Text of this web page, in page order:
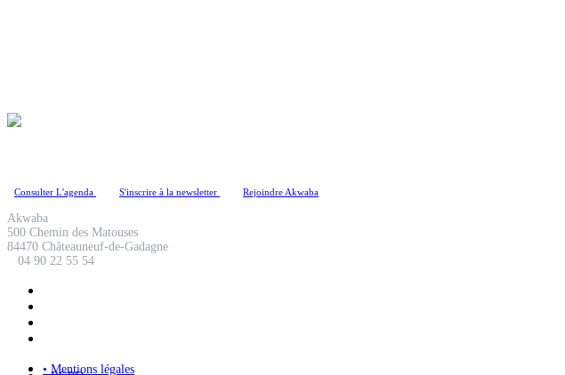
Consulter L'agenda S'inscrire à la newsletter Rejoindre Akwaba
Akwaba
500 Chemin des Matouses
84470 Châteauneuf-de-Gadagne
04 90 22 55 54
• Mentions légales